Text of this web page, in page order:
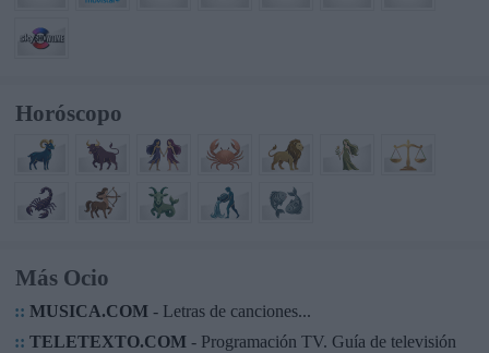
Horóscopo
Más Ocio
:: MUSICA.COM- Letras de canciones...
:: TELETEXTO.COM- Programación TV. Guía de televisión